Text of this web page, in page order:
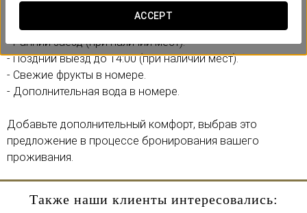
ACCEPT
Включает:
- Ранний заезд (при наличии мест).
- Поздний выезд до 14:00 (при наличии мест).
- Свежие фрукты в номере.
- Дополнительная вода в номере.
Добавьте дополнительный комфорт, выбрав это
предложение в процессе бронирования вашего
проживания.
Также наши клиенты интересовались: